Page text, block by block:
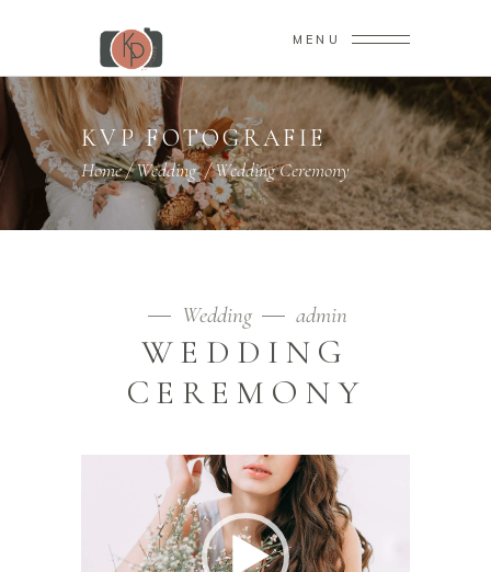
MENU
KVP FOTOGRAFIE
Home/Wedding/Wedding Ceremony
Wedding admin
WEDDING
CEREMONY
Videospeler